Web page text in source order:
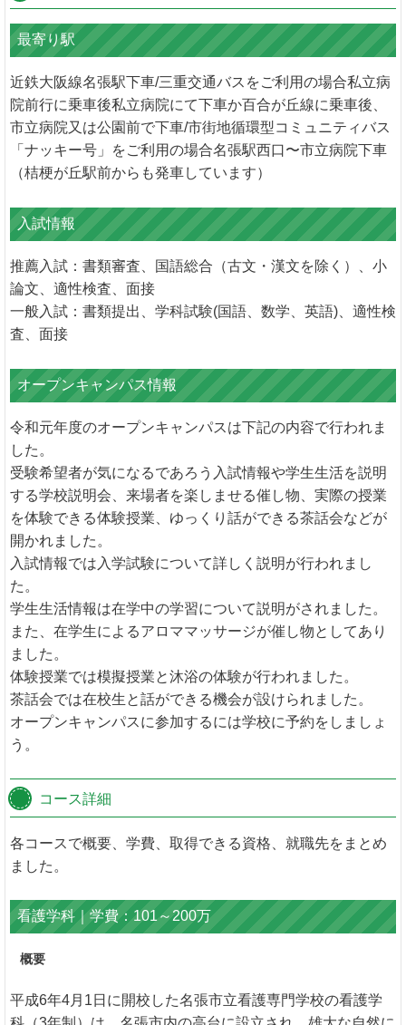
最寄り駅
近鉄大阪線名張駅下車/三重交通バスをご利用の場合私立病
院前行に乗車後私立病院にて下車か百合が丘線に乗車後、
市立病院又は公園前で下車/市街地循環型コミュニティバス
「ナッキー号」をご利用の場合名張駅西口〜市立病院下車
（桔梗が丘駅前からも発車しています）
入試情報
推薦入試：書類審査、国語総合（古文・漢文を除く）、小
論文、適性検査、面接
一般入試：書類提出、学科試験(国語、数学、英語)、適性検
査、面接
オープンキャンパス情報
令和元年度のオープンキャンパスは下記の内容で行われま
した。
受験希望者が気になるであろう入試情報や学生生活を説明
する学校説明会、来場者を楽しませる催し物、実際の授業
を体験できる体験授業、ゆっくり話ができる茶話会などが
開かれました。
入試情報では入学試験について詳しく説明が行われまし
た。
学生生活情報は在学中の学習について説明がされました。
また、在学生によるアロママッサージが催し物としてあり
ました。
体験授業では模擬授業と沐浴の体験が行われました。
茶話会では在校生と話ができる機会が設けられました。
オープンキャンパスに参加するには学校に予約をしましょ
う。
コース詳細
各コースで概要、学費、取得できる資格、就職先をまとめ
ました。
看護学科｜学費：101～200万
概要
平成6年4月1日に開校した名張市立看護専門学校の看護学